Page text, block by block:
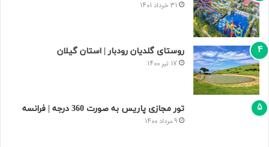
31 خرداد 1401
روستای گلدیان رودبار | استان گیلان
17 تیر 1400
تور مجازی پاریس به صورت 360 درجه | فرانسه
9 مرداد 1400